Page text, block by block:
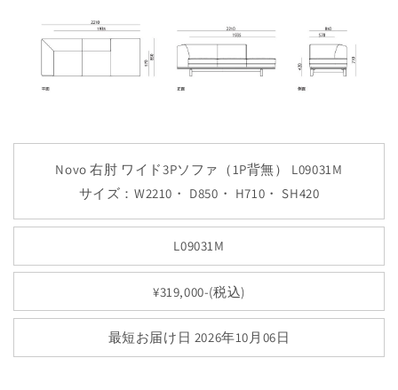
Novo 右肘 ワイド3Pソファ（1P背無） L09031M
サイズ：W2210・ D850・ H710・ SH420
L09031M
¥319,000-(税込)
最短お届け日 2026年10月06日